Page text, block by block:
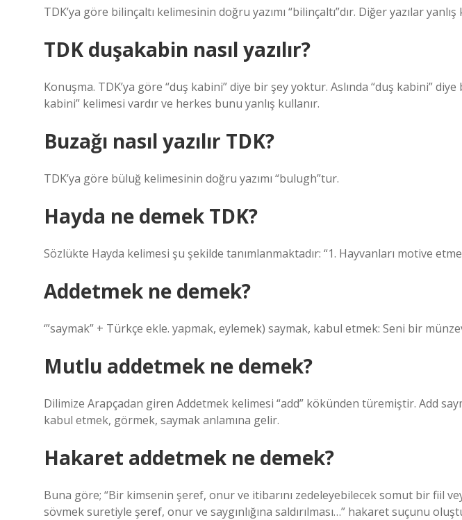
TDK’ya göre bilinçaltı kelimesinin doğru yazımı “bilinçaltı”dır. Diğer yazılar
TDK duşakabin nasıl yazılır?
Konuşma. TDK’ya göre “duş kabini” diye bir şey yoktur. Aslında “duş kabini”
kabini” kelimesi vardır ve herkes bunu yanlış kullanır.
Buzağı nasıl yazılır TDK?
TDK’ya göre büluğ kelimesinin doğru yazımı “bulugh”tur.
Hayda ne demek TDK?
Sözlükte Hayda kelimesi şu şekilde tanımlanmaktadır: “1. Hayvanları motive
Addetmek ne demek?
‘”saymak” + Türkçe ekle. yapmak, eylemek) saymak, kabul etmek: Seni bir
Mutlu addetmek ne demek?
Dilimize Arapçadan giren Addetmek kelimesi “add” kökünden türemiştir. Add
kabul etmek, görmek, saymak anlamına gelir.
Hakaret addetmek ne demek?
Buna göre; “Bir kimsenin şeref, onur ve itibarını zedeleyebilecek somut bir fiil
sövmek suretiyle şeref, onur ve saygınlığına saldırılması…” hakaret suçunu